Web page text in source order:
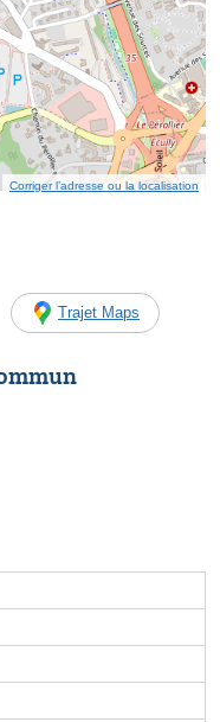
Corriger l’adresse ou la localisation
Trajet Maps